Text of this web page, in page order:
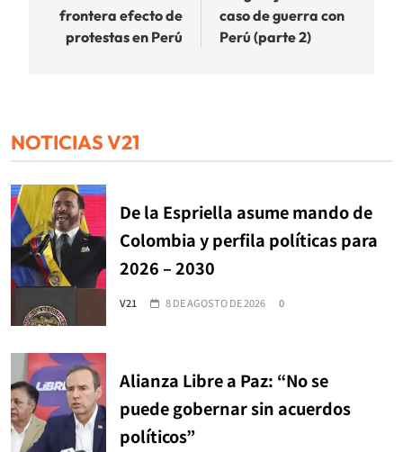
entradas
frontera efecto de
protestas en Perú
caso de guerra con
Perú (parte 2)
NOTICIAS V21
De la Espriella asume mando de
Colombia y perfila políticas para
2026 – 2030
V21 8 DE AGOSTO DE 2026 0
Alianza Libre a Paz: “No se
puede gobernar sin acuerdos
políticos”